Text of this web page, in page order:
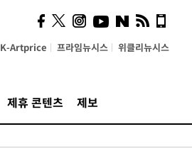
K-Artprice 프라임뉴시스 위클리뉴시스
제휴 콘텐츠 제보
시, 스마트폰 액세서리에
NFC 더했다